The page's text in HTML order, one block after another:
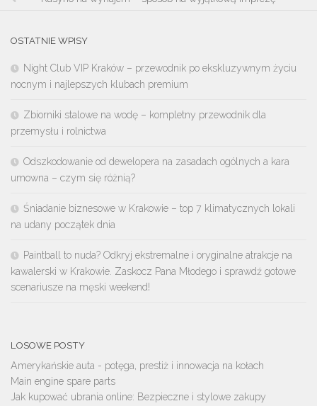
OSTATNIE WPISY
Night Club VIP Kraków – przewodnik po ekskluzywnym życiu
nocnym i najlepszych klubach premium
Zbiorniki stalowe na wodę – kompletny przewodnik dla
przemysłu i rolnictwa
Odszkodowanie od dewelopera na zasadach ogólnych a kara
umowna – czym się różnią?
Śniadanie biznesowe w Krakowie – top 7 klimatycznych lokali
na udany początek dnia
Paintball to nuda? Odkryj ekstremalne i oryginalne atrakcje na
kawalerski w Krakowie. Zaskocz Pana Młodego i sprawdź gotowe
scenariusze na męski weekend!
LOSOWE POSTY
Amerykańskie auta - potęga, prestiż i innowacja na kołach
Main engine spare parts
Jak kupować ubrania online: Bezpieczne i stylowe zakupy